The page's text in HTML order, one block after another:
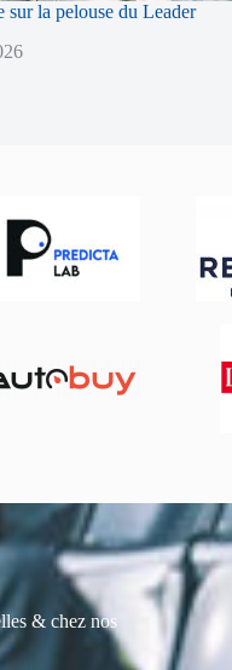
sur la pelouse du Leader
& chez nos